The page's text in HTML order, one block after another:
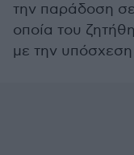
την παράδοση
οποία του
με την